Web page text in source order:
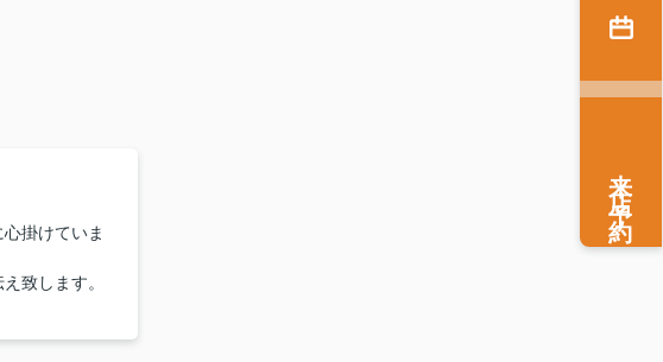
掛けていま
致します。
来店予約